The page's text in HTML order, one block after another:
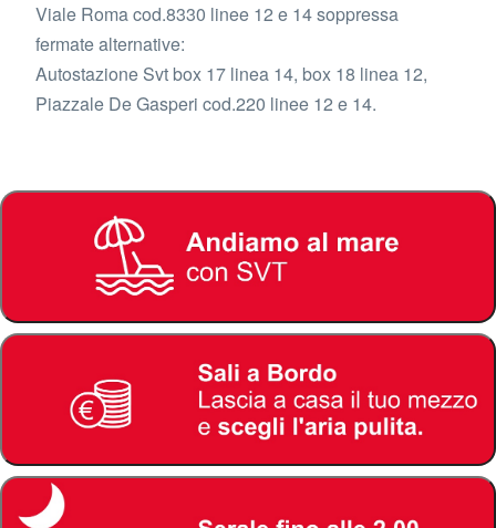
Viale Roma cod.8330 linee 12 e 14 soppressa
fermate alternative:
Autostazione Svt box 17 linea 14, box 18 linea 12,
Piazzale De Gasperi cod.220 linee 12 e 14.